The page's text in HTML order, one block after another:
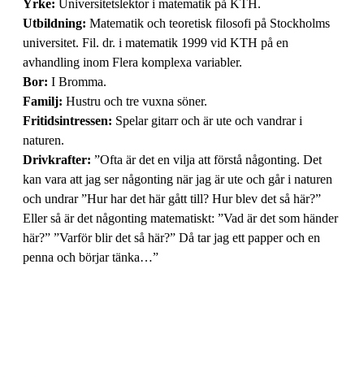
Yrke: Universitetslektor i matematik på KTH.
Utbildning: Matematik och teoretisk filosofi på Stockholms
universitet. Fil. dr. i matematik 1999 vid KTH på en
avhandling inom Flera komplexa variabler.
Bor: I Bromma.
Familj: Hustru och tre vuxna söner.
Fritidsintressen: Spelar gitarr och är ute och vandrar i
naturen.
Drivkrafter: ”Ofta är det en vilja att förstå någonting. Det
kan vara att jag ser någonting när jag är ute och går i naturen
och undrar ”Hur har det här gått till? Hur blev det så här?”
Eller så är det någonting matematiskt: ”Vad är det som händer
här?” ”Varför blir det så här?” Då tar jag ett papper och en
penna och börjar tänka…”